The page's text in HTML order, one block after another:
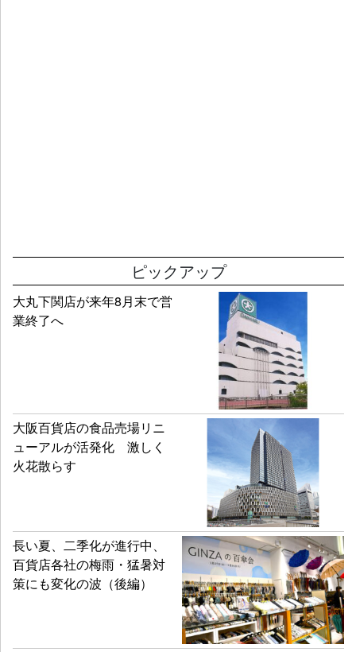
ピックアップ
大丸下関店が来年8月末で営
業終了へ
大阪百貨店の食品売場リニ
ューアルが活発化 激しく
火花散らす
長い夏、二季化が進行中、
百貨店各社の梅雨・猛暑対
策にも変化の波（後編）